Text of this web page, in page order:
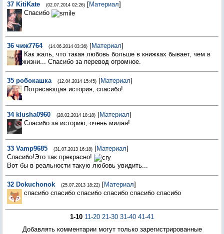
37 KitiKate (02.07.2014 02:26) [Материал]
Спасибо
36 чиж7764 (14.06.2014 03:36) [Материал]
Как жаль, что такая любовь больше в книжках бывает, чем в
жизни... Спасибо за перевод огромное.
35 робокашка (12.04.2014 15:45) [Материал]
Потрясающая история, спасибо!
34 klusha0960 (28.02.2014 18:18) [Материал]
Спасибо за историю, очень милая!
33 Vamp9685 (31.07.2013 16:18) [Материал]
Спасибо!Это так прекрасно!
Вот бы в реальности такую любовь увидить...
32 Dokuchonok (25.07.2013 18:22) [Материал]
спасибо спасибо спасибо спасибо спасибо спасибо
1-10 11-20 21-30 31-40 41-41
Добавлять комментарии могут только зарегистрированные